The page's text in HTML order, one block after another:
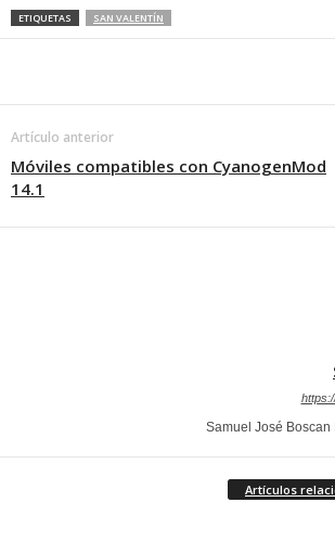
ETIQUETAS SAN VALENTÍN
Artículo anterior
Móviles compatibles con CyanogenMod
14.1
Samuel José Boscan
Artículos